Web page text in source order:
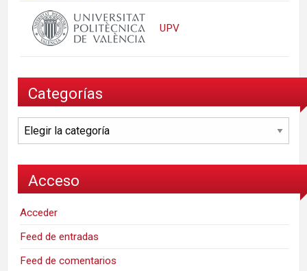
UPV
Categorías
Categorías
Acceso
Acceder
Feed de entradas
Feed de comentarios